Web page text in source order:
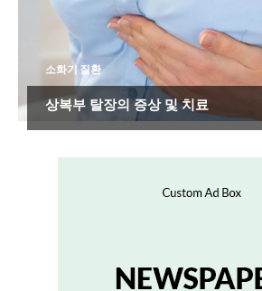
소화기 질환
상복부 탈장의 증상 및 치료